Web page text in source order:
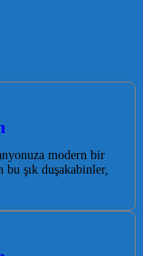
modern bir
şık duşakabinler,